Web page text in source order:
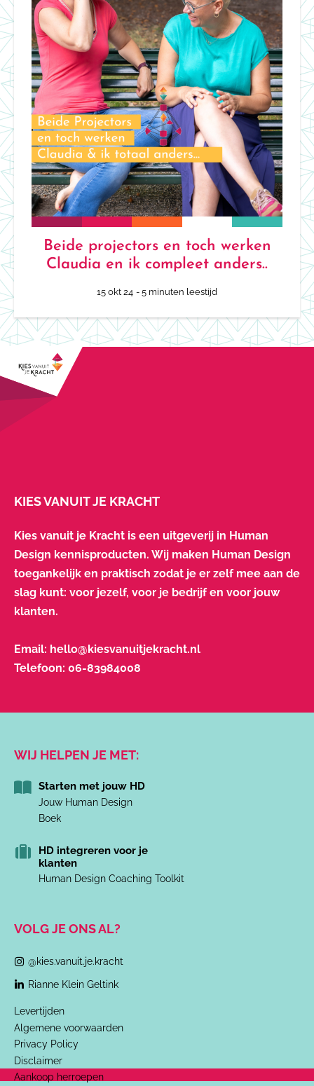
Beide projectors en toch werken
Claudia en ik compleet anders..
15 okt 24 - 5 minuten leestijd
KIES VANUIT JE KRACHT
Kies vanuit je Kracht is een uitgeverij in Human
Design kennisproducten. Wij maken Human Design
toegankelijk en praktisch zodat je er zelf mee aan de
slag kunt: voor jezelf, voor je bedrijf en voor jouw
klanten.
Email: hello@kiesvanuitjekracht.nl
Telefoon: 06-83984008
WIJ HELPEN JE MET:
Starten met jouw HD
Jouw Human Design
Boek
HD integreren voor je
klanten
Human Design Coaching Toolkit
VOLG JE ONS AL?
@kies.vanuit.je.kracht
Rianne Klein Geltink
Levertijden
Algemene voorwaarden
Privacy Policy
Disclaimer
Aankoop herroepen